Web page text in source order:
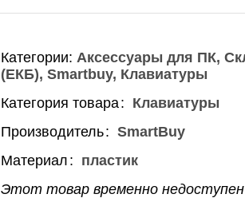
Категории: Аксессуары для ПК
(ЕКБ) Smartbuy Клавиатуры
Категория товара
Клавиатуры
Производитель SmartBuy
Материал
пластик
Этот товар временно недоступен